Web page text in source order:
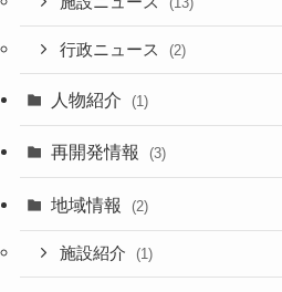
行政ニュース (2)
人物紹介 (1)
再開発情報 (3)
地域情報 (2)
施設紹介 (1)